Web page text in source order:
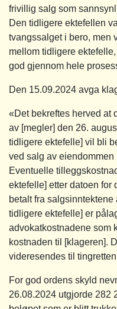
frivillig salg som
Den tidligere ektefellen
tvangssalget i bero, men
mellom tidligere
god gjennom hele
Den 15.09.2024 avga
«Det bekreftes herved at
av [megler] den 26.
tidligere ektefelle] vil bli
ved salg av
Eventuelle
ektefelle] etter datoen for
betalt fra
tidligere ektefelle] er
advokatkostnadene som
kostnaden til [klageren].
videresendes til
For god ordens skyld
26.08.2024 utgjorde 282